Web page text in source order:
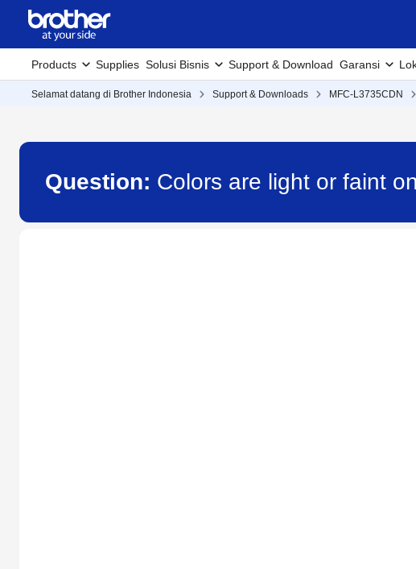
Products Supplies Solusi Bisnis Support & Download Garansi
Selamat datang di Brother Indonesia Support & Downloads MFC-L3735CDN
Question: Colors are light or faint